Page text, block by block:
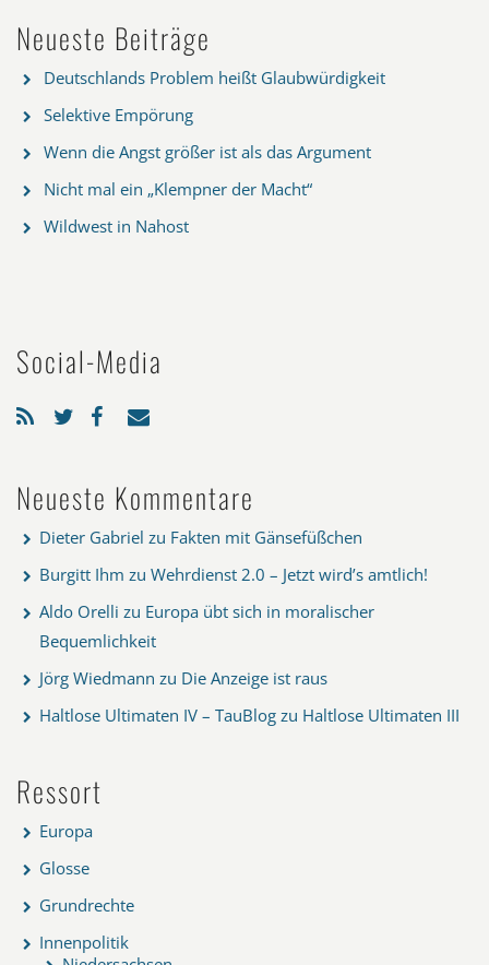
Neueste Beiträge
Deutschlands Problem heißt Glaubwürdigkeit
Selektive Empörung
Wenn die Angst größer ist als das Argument
Nicht mal ein „Klempner der Macht“
Wildwest in Nahost
Social-Media
Neueste Kommentare
Dieter Gabriel zu Fakten mit Gänsefüßchen
Burgitt Ihm zu Wehrdienst 2.0 – Jetzt wird’s amtlich!
Aldo Orelli zu Europa übt sich in moralischer
Bequemlichkeit
Jörg Wiedmann zu Die Anzeige ist raus
Haltlose Ultimaten IV – TauBlog zu Haltlose Ultimaten III
Ressort
Europa
Glosse
Grundrechte
Innenpolitik